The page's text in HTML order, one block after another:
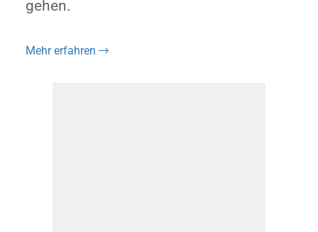
gehen.
Mehr erfahren